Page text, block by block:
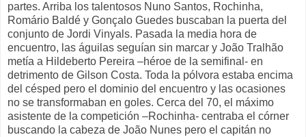
partes. Arriba los talentosos Nuno Santos, Rochinha,
Romário Baldé y Gonçalo Guedes buscaban la puerta del
conjunto de Jordi Vinyals. Pasada la media hora de
encuentro, las águilas seguían sin marcar y João Tralhão
metía a Hildeberto Pereira –héroe de la semifinal- en
detrimento de Gilson Costa. Toda la pólvora estaba encima
del césped pero el dominio del encuentro y las ocasiones
no se transformaban en goles. Cerca del 70, el máximo
asistente de la competición –Rochinha- centraba el córner
buscando la cabeza de João Nunes pero el capitán no